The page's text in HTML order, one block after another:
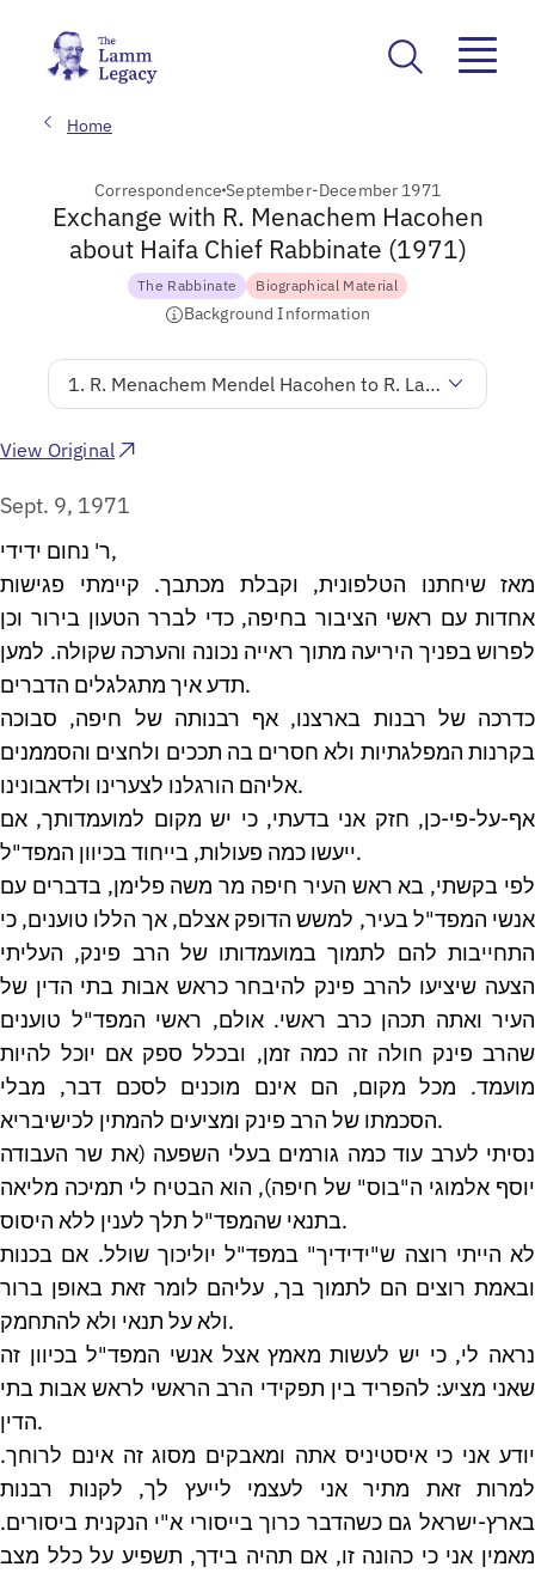
Home
CorrespondenceSeptember-December 1971
Exchange with R. Menachem Hacohen
about Haifa Chief Rabbinate (1971)
The Rabbinate Biographical Material
Background Information
1. R. Menachem Mendel Hacohen to R. Lamm
View Original
Sept. 9, 1971
ר' נחום ידידי,
מאז שיחתנו הטלפונית, וקבלת מכתבך. קיימתי פגישות
אחדות עם ראשי הציבור בחיפה, כדי לברר הטעון בירור וכן
לפרוש בפניך היריעה מתוך ראייה נכונה והערכה שקולה. למען
תדע איך מתגלגלים הדברים.
כדרכה של רבנות בארצנו, אף רבנותה של חיפה, סבוכה
בקרנות המפלגתיות ולא חסרים בה תככים ולחצים והסממנים
אליהם הורגלנו לצערינו ולדאבונינו.
אף-על-פי-כן, חזק אני בדעתי, כי יש מקום למועמדותך, אם
ייעשו כמה פעולות, בייחוד בכיוון המפד"ל.
לפי בקשתי, בא ראש העיר חיפה מר משה פלימן, בדברים עם
אנשי המפד"ל בעיר, למשש הדופק אצלם, אך הללו טוענים, כי
התחייבות להם לתמוך במועמדותו של הרב פינק, העליתי
הצעה שיציעו להרב פינק להיבחר כראש אבות בתי הדין של
העיר ואתה תכהן כרב ראשי. אולם, ראשי המפד"ל טוענים
שהרב פינק חולה זה כמה זמן, ובכלל ספק אם יוכל להיות
מועמד. מכל מקום, הם אינם מוכנים לסכם דבר, מבלי
הסכמתו של הרב פינק ומציעים להמתין לכישיבריא.
נסיתי לערב עוד כמה גורמים בעלי השפעה (את שר העבודה
יוסף אלמוגי ה"בוס" של חיפה), הוא הבטיח לי תמיכה מליאה
בתנאי שהמפד"ל תלך לענין ללא היסוס.
לא הייתי רוצה ש"ידידיך" במפד"ל יוליכוך שולל. אם בכנות
ובאמת רוצים הם לתמוך בך, עליהם לומר זאת באופן ברור
ולא על תנאי ולא להתחמק.
נראה לי, כי יש לעשות מאמץ אצל אנשי המפד"ל בכיוון זה
שאני מציע: להפריד בין תפקידי הרב הראשי לראש אבות בתי
הדין.
יודע אני כי איסטיניס אתה ומאבקים מסוג זה אינם לרוחך.
למרות זאת מתיר אני לעצמי לייעץ לך, לקנות רבנות
בארץ-ישראל גם כשהדבר כרוך בייסורי א"י הנקנית ביסורים.
מאמין אני כי כהונה זו, אם תהיה בידך, תשפיע על כלל מצב